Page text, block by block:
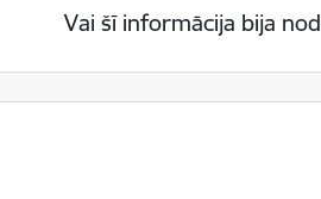
Vai šī informācija bija